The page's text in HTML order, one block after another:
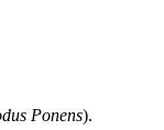
Ponens).